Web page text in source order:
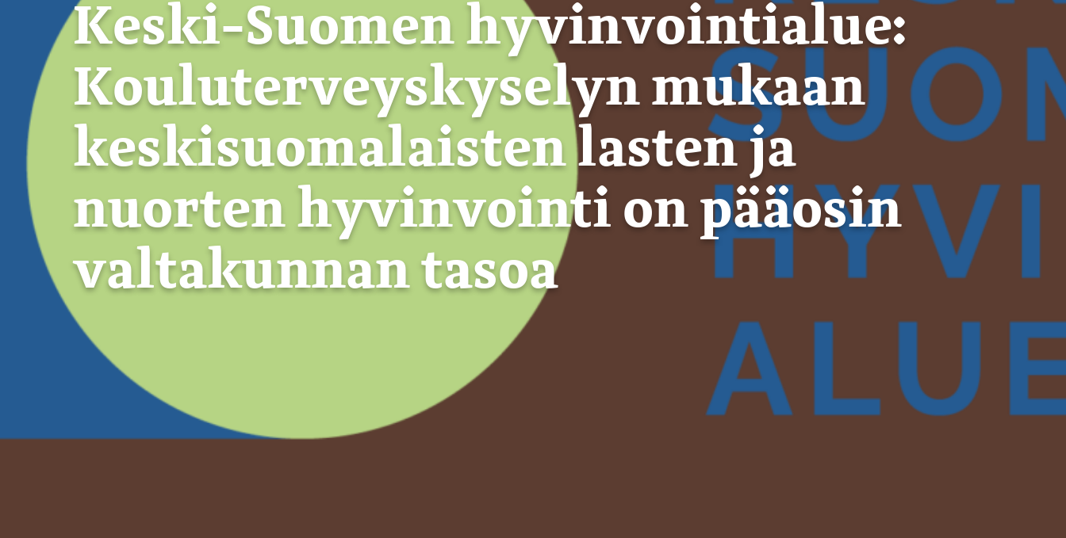
Keski-Suomen hyvinvointialue:
Kouluterveyskyselyn mukaan
keskisuomalaisten lasten ja
nuorten hyvinvointi on pääosin
valtakunnan tasoa